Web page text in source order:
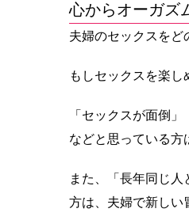
心からオーガズ
夫婦のセックスをど
もしセックスを楽し
「セックスが面倒
などと思っている方
また、「長年同じ
方は、夫婦で新しい